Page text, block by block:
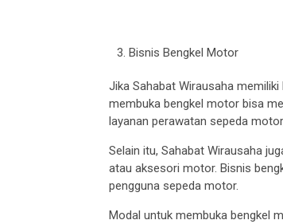
Bisnis Bengkel Motor
Jika Sahabat Wirausaha
membuka bengkel motor bisa
layanan perawatan sepeda
Selain itu, Sahabat Wirausaha
atau aksesori motor. Bisnis
pengguna sepeda motor.
Modal untuk membuka bengkel